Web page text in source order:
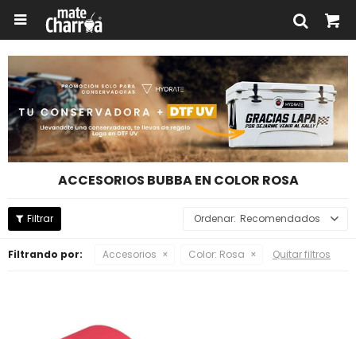

ACCESORIOS BUBBA EN COLOR ROSA
Recomendados
Filtrando por: Accesorios Color: Rosa Quitar filtros